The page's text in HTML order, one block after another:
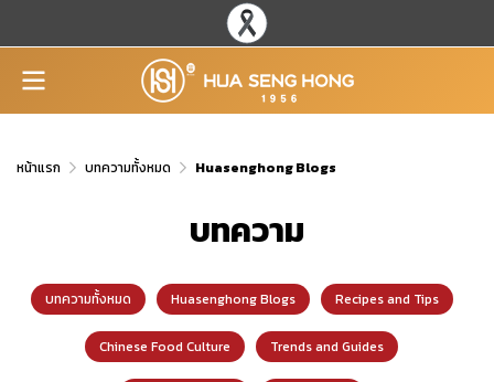
หน้าแรก บทความทั้งหมด Huasenghong Blogs
บทความ
บทความทั้งหมด Huasenghong Blogs Recipes and Tips
Chinese Food Culture Trends and Guides